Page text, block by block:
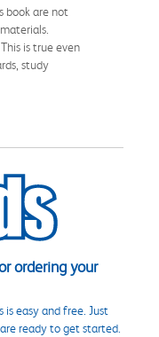
book are not
is true even
study
ordering your
is easy and free. Just
ready to get started.